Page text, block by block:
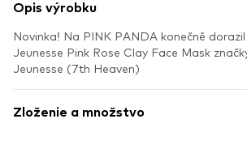
Opis výrobku
Novinka! Na PINK PANDA konečně
Jeunesse Pink Rose Clay Face Mask
Jeunesse (7th Heaven)
Zloženie a množstvo